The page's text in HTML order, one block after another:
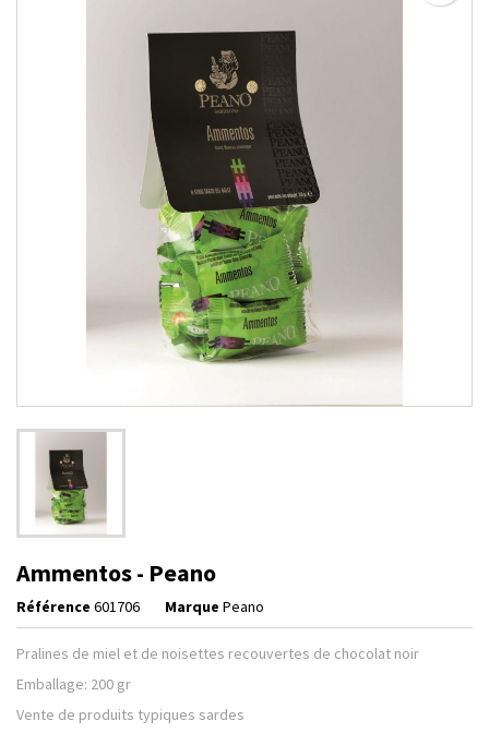
Ammentos - Peano
Référence 601706 Marque Peano
Pralines de miel et de noisettes recouvertes de chocolat noir
Emballage: 200 gr
Vente de produits typiques sardes